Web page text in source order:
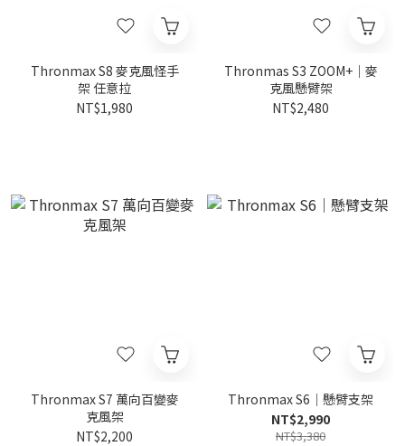
Thronmax S8 麥克風怪手
架 任意拉
NT$1,980
Thronmas S3 ZOOM+｜麥
克風懸臂架
NT$2,480
Thronmax S7 萬向百變麥
克風架
NT$2,200
Thronmax S6｜懸臂支架
NT$2,990
NT$3,380